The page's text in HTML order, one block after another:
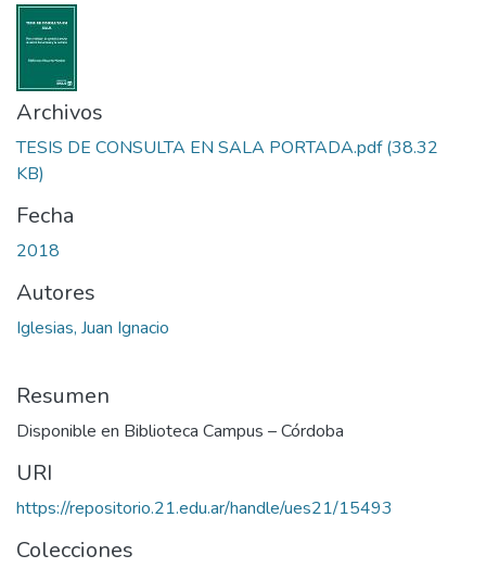
Archivos
TESIS DE CONSULTA EN SALA PORTADA.pdf(38.32
KB)
Fecha
2018
Autores
Iglesias, Juan Ignacio
Resumen
Disponible en Biblioteca Campus – Córdoba
URI
https://repositorio.21.edu.ar/handle/ues21/15493
Colecciones